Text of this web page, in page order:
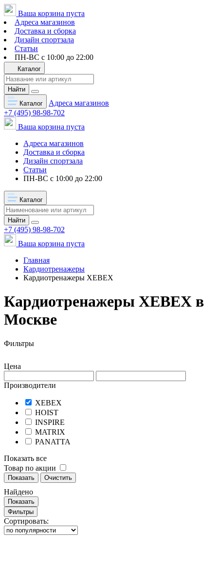
Ваша корзина пуста
Адреса магазинов
Доставка и сборка
Дизайн спортзала
Статьи
ПН-ВС с 10:00 до 22:00
Каталог
Найти
Каталог
Адреса магазинов
+7 (495) 98-98-702
Ваша корзина пуста
Адреса магазинов
Доставка и сборка
Дизайн спортзала
Статьи
ПН-ВС с 10:00 до 22:00
Каталог
Найти
+7 (495) 98-98-702
Ваша корзина пуста
Главная
Кардиотренажеры
Кардиотренажеры XEBEX
Кардиотренажеры XEBEX в
Москве
Фильтры
Цена
Производители
XEBEX
HOIST
INSPIRE
MATRIX
PANATTA
Показать все
Товар по акции
Показать Очистить
Найдено
Показать
Фильтры
Сортировать: